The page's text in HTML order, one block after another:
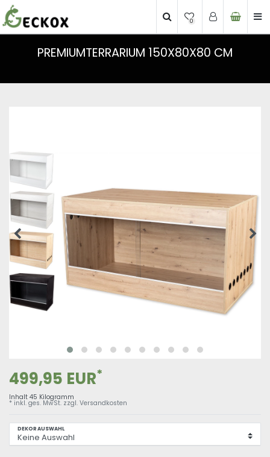
0
PREMIUMTERRARIUM 150X80X80 CM
499,95 EUR*
Inhalt 45 Kilogramm
* inkl. ges. MwSt. zzgl. Versandkosten
DEKORAUSWAHL